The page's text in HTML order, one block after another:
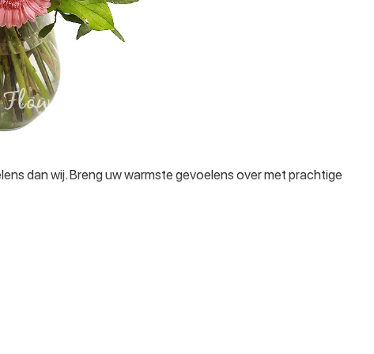
dan wij. Breng uw warmste gevoelens over met prachtige